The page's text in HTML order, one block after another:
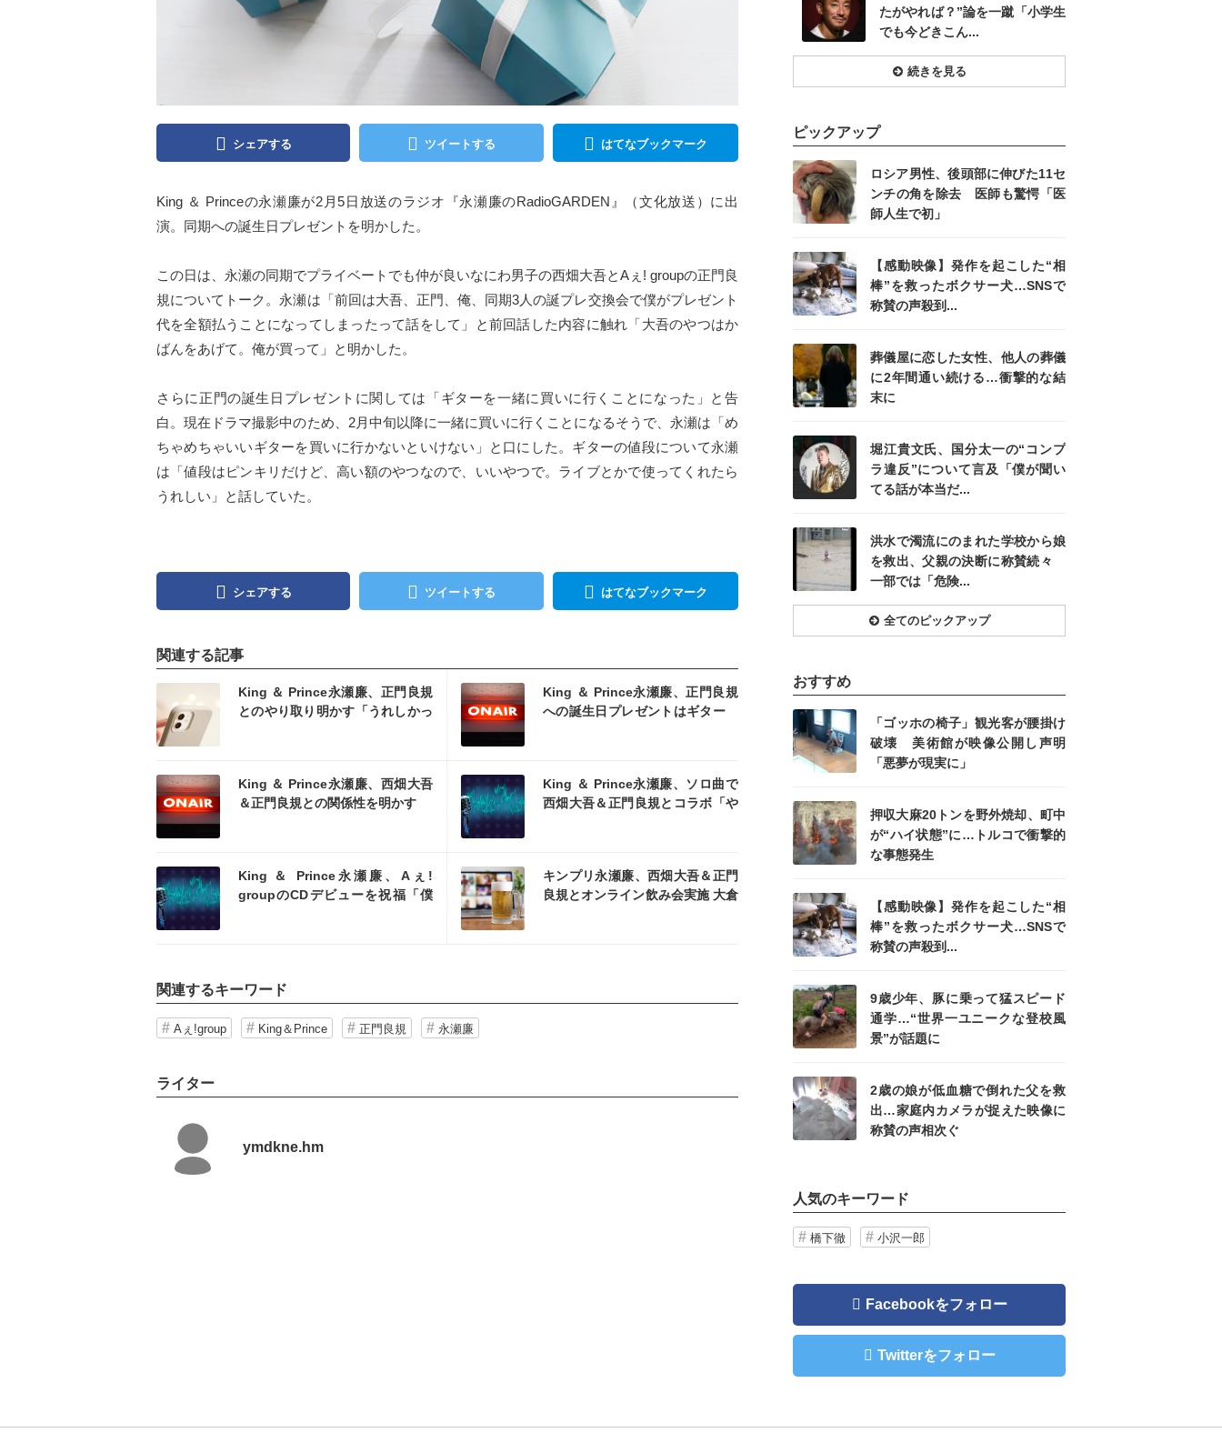
シェアする ツイートする はてなブックマーク
King ＆ Princeの永瀬廉が2月5日放送のラジオ『永瀬廉のRadioGARDEN』（文化放送）に出
演。同期への誕生日プレゼントを明かした。
この日は、永瀬の同期でプライベートでも仲が良いなにわ男子の西畑大吾とAぇ! groupの正門良
規についてトーク。永瀬は「前回は大吾、正門、俺、同期3人の誕プレ交換会で僕がプレゼント
代を全額払うことになってしまったって話をして」と前回話した内容に触れ「大吾のやつはか
ばんをあげて。俺が買って」と明かした。
さらに正門の誕生日プレゼントに関しては「ギターを一緒に買いに行くことになった」と告
白。現在ドラマ撮影中のため、2月中旬以降に一緒に買いに行くことになるそうで、永瀬は「め
ちゃめちゃいいギターを買いに行かないといけない」と口にした。ギターの値段について永瀬
は「値段はピンキリだけど、高い額のやつなので、いいやつで。ライブとかで使ってくれたら
うれしい」と話していた。
シェアする ツイートする はてなブックマーク
関連する記事
King ＆ Prince永瀬廉、正門良規
とのやり取り明かす「うれしかっ
King ＆ Prince永瀬廉、正門良規
への誕生日プレゼントはギター
記事を読む
King ＆ Prince永瀬廉、西畑大吾
＆正門良規との関係性を明かす
King ＆ Prince永瀬廉、ソロ曲で
西畑大吾＆正門良規とコラボ「や
記事を読む
King ＆ Prince永瀬廉、Aぇ!
groupのCDデビューを祝福「僕
キンプリ永瀬廉、西畑大吾＆正門
良規とオンライン飲み会実施 大倉
関連するキーワード
Aぇ!group King＆Prince 正門良規 永瀬廉
ライター
ymdkne.hm
たがやれば？”論を一蹴「小学生
でも今どきこん...
続きを見る
ピックアップ
ロシア男性、後頭部に伸びた11セ
ンチの角を除去 医師も驚愕「医
師人生で初」
記事を読む
【感動映像】発作を起こした“相
棒”を救ったボクサー犬…SNSで
称賛の声殺到...
葬儀屋に恋した女性、他人の葬儀
に2年間通い続ける…衝撃的な結
末に
堀江貴文氏、国分太一の“コンプ
ラ違反”について言及「僕が聞い
てる話が本当だ...
記事を読む
洪水で濁流にのまれた学校から娘
を救出、父親の決断に称賛続々
一部では「危険...
全てのピックアップ
おすすめ
「ゴッホの椅子」観光客が腰掛け
破壊 美術館が映像公開し声明
「悪夢が現実に」
記事を読む
押収大麻20トンを野外焼却、町中
が“ハイ状態”に…トルコで衝撃的
な事態発生
記事を読む
【感動映像】発作を起こした“相
棒”を救ったボクサー犬…SNSで
称賛の声殺到...
記事を読む
9歳少年、豚に乗って猛スピード
通学…“世界一ユニークな登校風
景”が話題に
2歳の娘が低血糖で倒れた父を救
出…家庭内カメラが捉えた映像に
称賛の声相次ぐ
人気のキーワード
橋下徹 小沢一郎
Facebookをフォロー
Twitterをフォロー